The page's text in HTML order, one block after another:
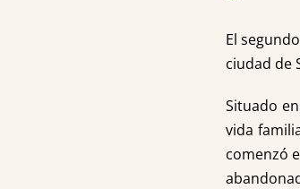
El
ciudad de
Situado
vida
comenzó